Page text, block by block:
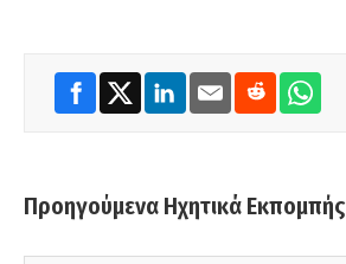
Προηγούμενα Ηχητικά Εκπομπής